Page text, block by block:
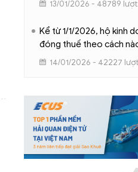
13/01/2026 - 48789
Kể từ 1/1/2026, hộ kinh
đóng thuế theo cách
14/01/2026 - 42227